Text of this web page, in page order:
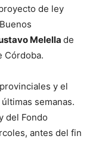
de ley
Melella de
Córdoba.
y el
semanas.
del Fondo
antes del fin